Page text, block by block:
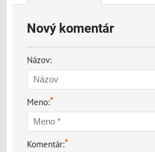
Nový komentár
Názov:
Meno:*
Komentár:*